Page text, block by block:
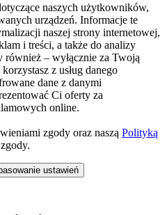
naszych użytkowników,
urządzeń. Informacje te
naszej strony internetowej,
i treści, a także do analizy
– wyłącznie za Twoją
z usług danego
dane z danymi
Ci oferty za
online.
zgody oraz naszą Polityką
ustawień